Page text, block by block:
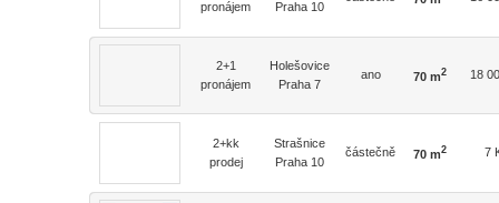
pronájem
Praha 10
2+1
pronájem
Holešovice
Praha 7
ano 70 m2 18
2+kk
prodej
Strašnice
Praha 10
částečně 70 m2 7